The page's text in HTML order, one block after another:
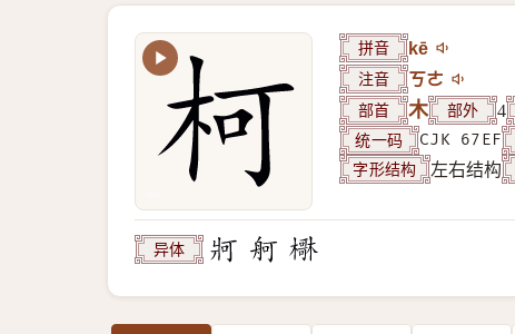
拼音 kē
注音 ㄎㄜ
部首 木 部外 4
统一码 CJK 67EF
字形结构 左右结构
异体